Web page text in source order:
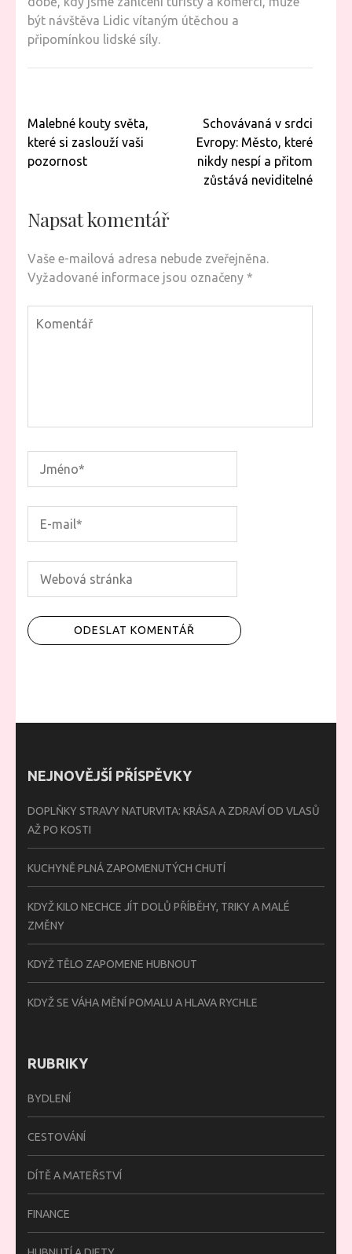
být návštěva Lidic vítaným útěchou a
připomínkou lidské síly.
Navigace
pro
příspěvek
Malebné kouty světa,
které si zaslouží vaši
pozornost
Schovávaná v srdci
Evropy: Město, které
nikdy nespí a přitom
zůstává neviditelné
Napsat komentář
Vaše e-mailová adresa nebude zveřejněna.
Vyžadované informace jsou označeny *
NEJNOVĚJŠÍ PŘÍSPĚVKY
DOPLŇKY STRAVY NATURVITA: KRÁSA A ZDRAVÍ OD VLASŮ
AŽ PO KOSTI
KUCHYNĚ PLNÁ ZAPOMENUTÝCH CHUTÍ
KDYŽ KILO NECHCE JÍT DOLŮ PŘÍBĚHY, TRIKY A MALÉ
ZMĚNY
KDYŽ TĚLO ZAPOMENE HUBNOUT
KDYŽ SE VÁHA MĚNÍ POMALU A HLAVA RYCHLE
RUBRIKY
BYDLENÍ
CESTOVÁNÍ
DÍTĚ A MATEŘSTVÍ
FINANCE